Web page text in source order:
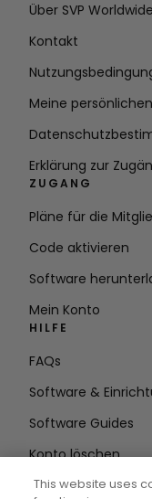
Über SVP Worldwide
Kontakt
Meine
Erklärung zur
ZUGANG
Pläne für die
Code aktivieren
Software
Mein Konto
HILFE
FAQs
Software &
Software Guides
Konto löschen
This website uses